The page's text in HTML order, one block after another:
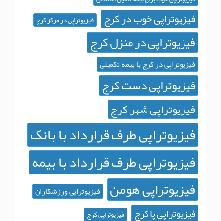
خوب در کرج فیزیوتراپی در مرکز کرج
در منزل کرج
در کرج با بیمه تکمیلی
دست کرج
شهر کرج
طرف قرارداد با بانک
طرف قرارداد با بیمه
هومن فیزیوتراپی ورزشکاران
پا کرج فیزیوتراپی کرج